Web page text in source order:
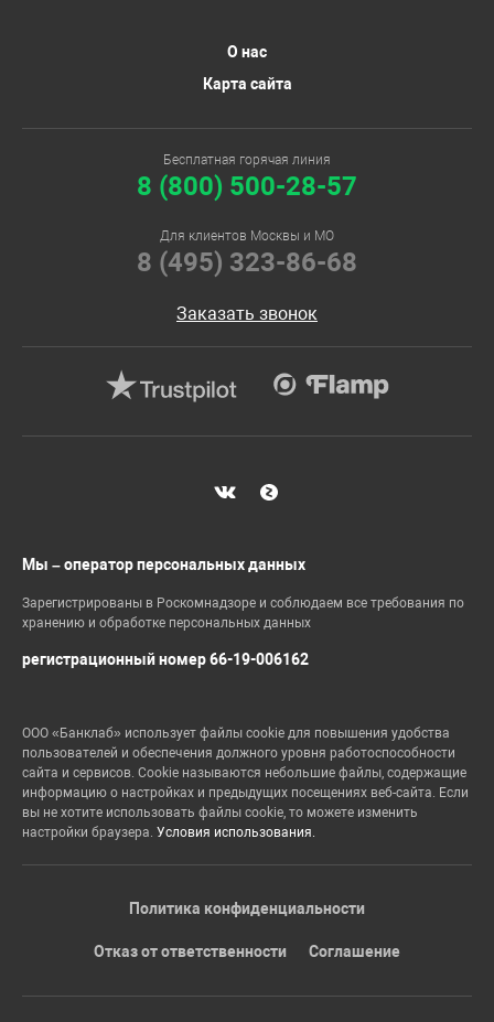
О нас
Карта сайта
Бесплатная горячая линия
8 (800) 500-28-57
Для клиентов Москвы и МО
8 (495) 323-86-68
Заказать звонок
Мы – оператор персональных данных
Зарегистрированы в Роскомнадзоре и соблюдаем все требования по
хранению и обработке персональных данных
регистрационный номер 66-19-006162
ООО «Банклаб» использует файлы cookie для повышения удобства
пользователей и обеспечения должного уровня работоспособности
сайта и сервисов. Cookie называются небольшие файлы, содержащие
информацию о настройках и предыдущих посещениях веб-сайта. Если
вы не хотите использовать файлы cookie, то можете изменить
настройки браузера. Условия использования.
Политика конфиденциальности
Отказ от ответственности Соглашение